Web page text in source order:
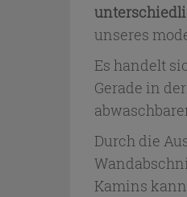
unseres
Es handelt
Gerade in
Durch die
Kamins